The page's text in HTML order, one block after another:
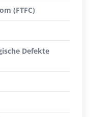
(FTFC)
Defekte